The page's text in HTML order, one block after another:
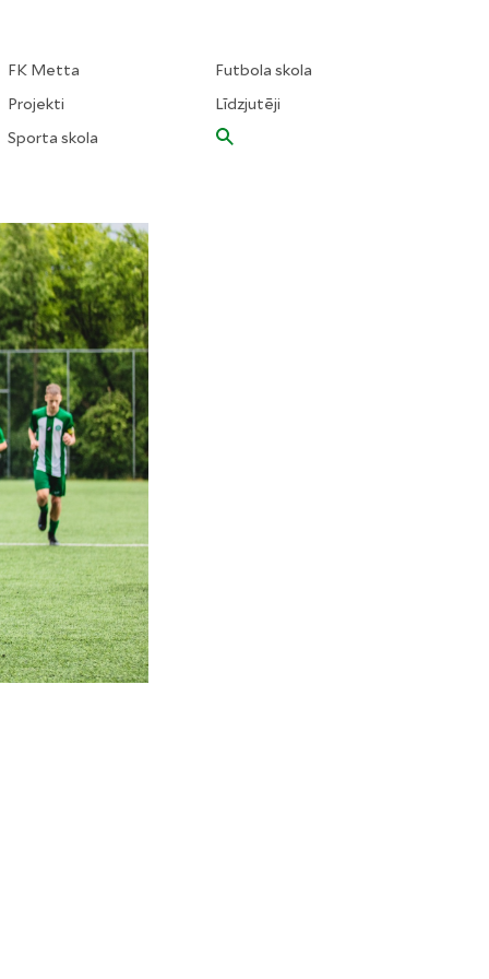
FK Metta
Projekti
Sporta skola
Futbola skola
Līdzjutēji